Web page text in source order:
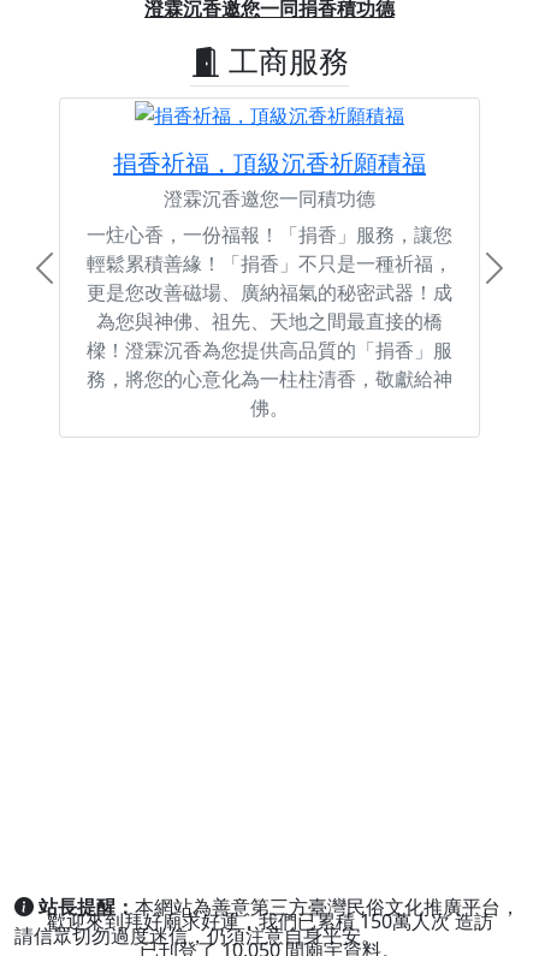
澄霖沉香邀您一同捐香積功德
工商服務
捐香祈福，頂級沉香祈願積福
澄霖沉香邀您一同積功德
一炷心香，一份福報！「捐香」服務，讓您
輕鬆累積善緣！「捐香」不只是一種祈福，
更是您改善磁場、廣納福氣的秘密武器！成
為您與神佛、祖先、天地之間最直接的橋
樑！澄霖沉香為您提供高品質的「捐香」服
務，將您的心意化為一柱柱清香，敬獻給神
佛。
Previous Next
站長提醒：本網站為善意第三方臺灣民俗文化推廣平台，
請信眾切勿過度迷信，仍須注意自身平安。
歡迎來到拜好廟求好運，我們已累積150萬人次造訪
已刊登了10,050間廟宇資料。